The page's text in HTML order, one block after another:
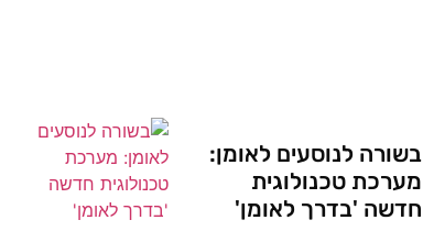
בשורה לנוסעים לאומן:
מערכת טכנולוגית
חדשה 'בדרך לאומן'